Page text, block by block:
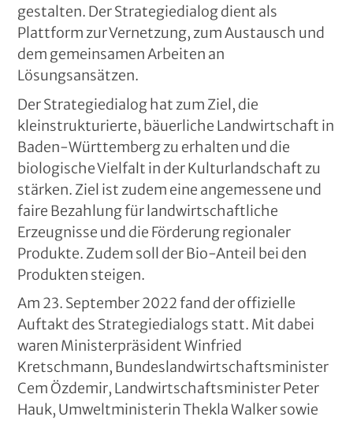
gestalten. Der Strategiedialog dient als
Plattform zur Vernetzung, zum Austausch und
dem gemeinsamen Arbeiten an
Lösungsansätzen.
Der Strategiedialog hat zum Ziel, die
kleinstrukturierte, bäuerliche Landwirtschaft in
Baden-Württemberg zu erhalten und die
biologische Vielfalt in der Kulturlandschaft zu
stärken. Ziel ist zudem eine angemessene und
faire Bezahlung für landwirtschaftliche
Erzeugnisse und die Förderung regionaler
Produkte. Zudem soll der Bio-Anteil bei den
Produkten steigen.
Am 23. September 2022 fand der offizielle
Auftakt des Strategiedialogs statt. Mit dabei
waren Ministerpräsident Winfried
Kretschmann, Bundeslandwirtschaftsminister
Cem Özdemir, Landwirtschaftsminister Peter
Hauk, Umweltministerin Thekla Walker sowie